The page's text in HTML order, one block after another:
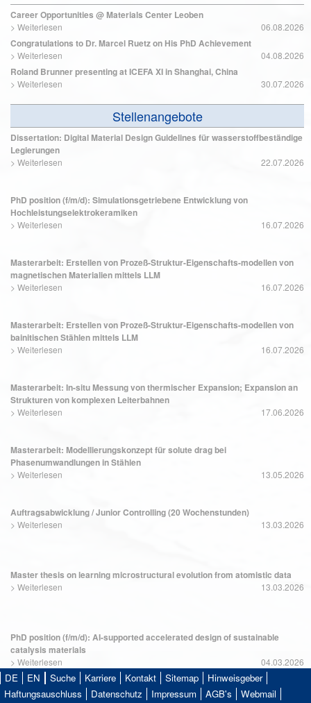
Career Opportunities @ Materials Center Leoben
> Weiterlesen 06.08.2026
Congratulations to Dr. Marcel Ruetz on His PhD Achievement
> Weiterlesen 04.08.2026
Roland Brunner presenting at ICEFA XI in Shanghai, China
> Weiterlesen 30.07.2026
Stellenangebote
Dissertation: Digital Material Design Guidelines für wasserstoffbeständige
Legierungen
> Weiterlesen 22.07.2026
PhD position (f/m/d): Simulationsgetriebene Entwicklung von
Hochleistungselektrokeramiken
> Weiterlesen 16.07.2026
Masterarbeit: Erstellen von Prozeß-Struktur-Eigenschafts-modellen von
magnetischen Materialien mittels LLM
> Weiterlesen 16.07.2026
Masterarbeit: Erstellen von Prozeß-Struktur-Eigenschafts-modellen von
bainitischen Stählen mittels LLM
> Weiterlesen 16.07.2026
Masterarbeit: In-situ Messung von thermischer Expansion; Expansion an
Strukturen von komplexen Leiterbahnen
> Weiterlesen 17.06.2026
Masterarbeit: Modellierungskonzept für solute drag bei
Phasenumwandlungen in Stählen
> Weiterlesen 13.05.2026
Auftragsabwicklung / Junior Controlling (20 Wochenstunden)
> Weiterlesen 13.03.2026
Master thesis on learning microstructural evolution from atomistic data
> Weiterlesen 13.03.2026
PhD position (f/m/d): AI-supported accelerated design of sustainable
catalysis materials
> Weiterlesen 04.03.2026
DE EN Suche Karriere Kontakt Sitemap
Hinweisgeber
Haftungsauschluss
Datenschutz Impressum AGB's Webmail